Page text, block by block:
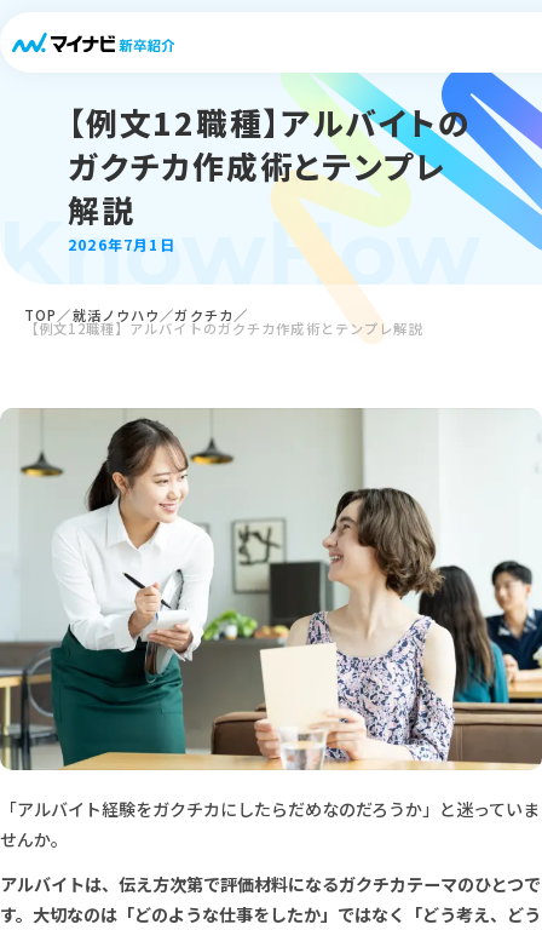
【例文12職種】アルバイトの
ガクチカ作成術とテンプレ
解説
2026年7月1日
TOP 就活ノウハウ ガクチカ
【例文12職種】アルバイトのガクチカ作成術とテンプレ解説
「アルバイト経験をガクチカにしたらだめなのだろうか」と迷っていま
せんか。
アルバイトは、伝え方次第で評価材料になるガクチカテーマのひとつで
す。大切なのは「どのような仕事をしたか」ではなく「どう考え、どう